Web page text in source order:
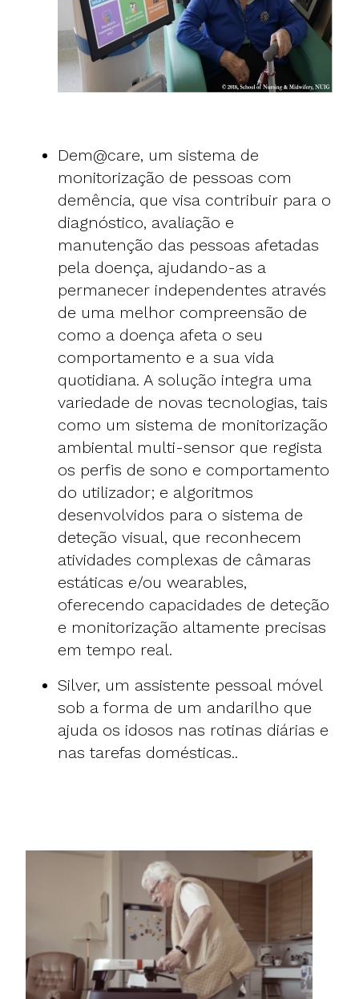
Dem@care, um sistema de
monitorização de pessoas com
demência, que visa contribuir para o
diagnóstico, avaliação e
manutenção das pessoas afetadas
pela doença, ajudando-as a
permanecer independentes através
de uma melhor compreensão de
como a doença afeta o seu
comportamento e a sua vida
quotidiana. A solução integra uma
variedade de novas tecnologias, tais
como um sistema de monitorização
ambiental multi-sensor que regista
os perfis de sono e comportamento
do utilizador; e algoritmos
desenvolvidos para o sistema de
deteção visual, que reconhecem
atividades complexas de câmaras
estáticas e/ou wearables,
oferecendo capacidades de deteção
e monitorização altamente precisas
em tempo real.
Silver, um assistente pessoal móvel
sob a forma de um andarilho que
ajuda os idosos nas rotinas diárias e
nas tarefas domésticas..